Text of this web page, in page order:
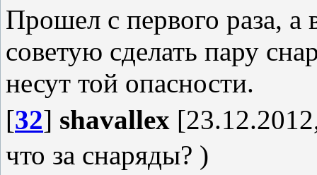
Прошел с первого раза, а
советую сделать пару
несут той опасности.
[32] shavallex
что за снаряды? )